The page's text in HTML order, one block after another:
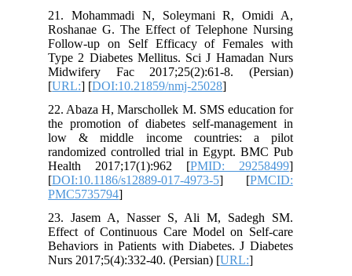
21. Mohammadi N, Soleymani R, Omidi A,
Roshanae G. The Effect of Telephone Nursing
Follow-up on Self Efficacy of Females with
Type 2 Diabetes Mellitus. Sci J Hamadan Nurs
Midwifery Fac 2017;25(2):61-8. (Persian)
[URL:] [DOI:10.21859/nmj-25028
22. Abaza H, Marschollek M. SMS education for
the promotion of diabetes self-management in
low & middle income countries: a pilot
randomized controlled trial in Egypt. BMC Pub
Health 2017;17(1):962 [PMID: 29258499
[DOI:10.1186/s12889-017-4973-5 ] [PMCID:
PMC5735794
23. Jasem A, Nasser S, Ali M, Sadegh SM.
Effect of Continuous Care Model on Self-care
Behaviors in Patients with Diabetes. J Diabetes
Nurs 2017;5(4):332-40. (Persian) [URL: